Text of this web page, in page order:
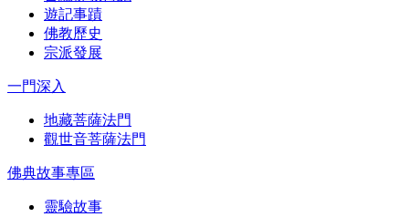
遊記事蹟
佛教歷史
宗派發展
一門深入
地藏菩薩法門
觀世音菩薩法門
佛典故事專區
靈驗故事